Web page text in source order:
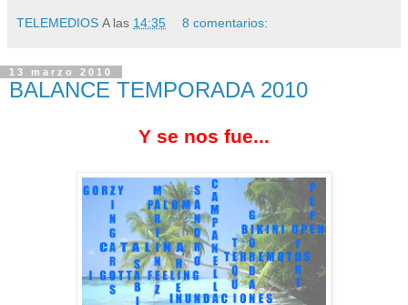
TELEMEDIOS A las 14:35 8 comentarios:
13 marzo 2010
BALANCE TEMPORADA 2010
Y se nos fue...